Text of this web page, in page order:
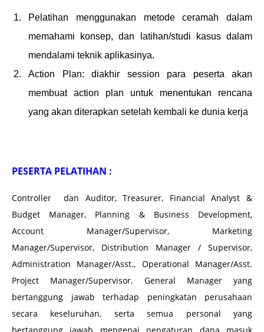
Pelatihan menggunakan metode ceramah dalam
memahami konsep, dan latihan/studi kasus dalam
mendalami teknik aplikasinya.
Action Plan: diakhir session para peserta akan
membuat action plan untuk menentukan rencana
yang akan diterapkan setelah kembali ke dunia kerja
PESERTA PELATIHAN :
Controller dan Auditor, Treasurer, Financial Analyst &
Budget Manager, Planning & Business Development,
Account Manager/Supervisor, Marketing
Manager/Supervisor, Distribution Manager / Supervisor,
Administration Manager/Asst., Operational Manager/Asst.
Project Manager/Supervisor, General Manager yang
bertanggung jawab terhadap peningkatan perusahaan
secara keseluruhan, serta semua personal yang